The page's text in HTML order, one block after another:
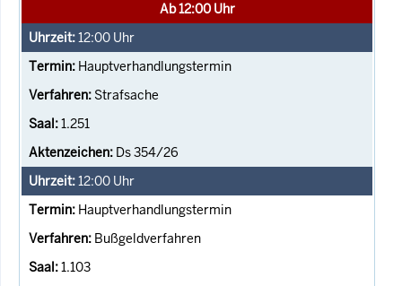
Ab 12:00 Uhr
12:00 Uhr
Hauptverhandlungstermin
Strafsache
1.251
Ds 354/26
12:00 Uhr
Hauptverhandlungstermin
Bußgeldverfahren
1.103